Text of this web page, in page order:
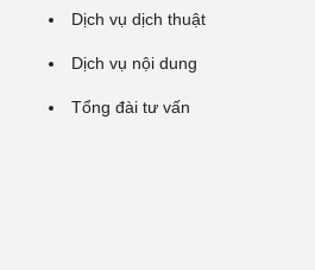
Dịch vụ dịch thuật
Dịch vụ nội dung
Tổng đài tư vấn